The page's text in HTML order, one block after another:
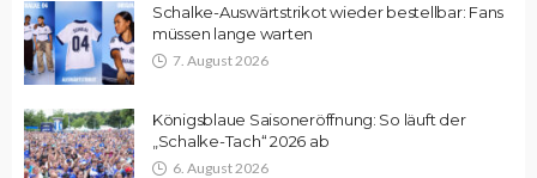
Schalke-Auswärtstrikot wieder bestellbar: Fans
müssen lange warten
7. August 2026
Königsblaue Saisoneröffnung: So läuft der
„Schalke-Tach“ 2026 ab
6. August 2026